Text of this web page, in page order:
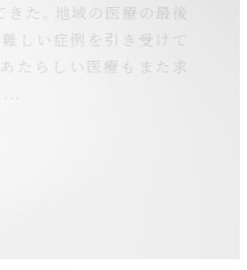
きた。地域の医療の最後
難しい症例を引き受けて
あたらしい医療もまた求
方は決して一様ではあり
、動かすこと、感じるこ
手」を使いながら生きて
どのように経験している
は...
准教授は、「超音波検査
有効性」を検証する研究
。マンモグラフィは、乳
亡率減少効果が証明さ
法...